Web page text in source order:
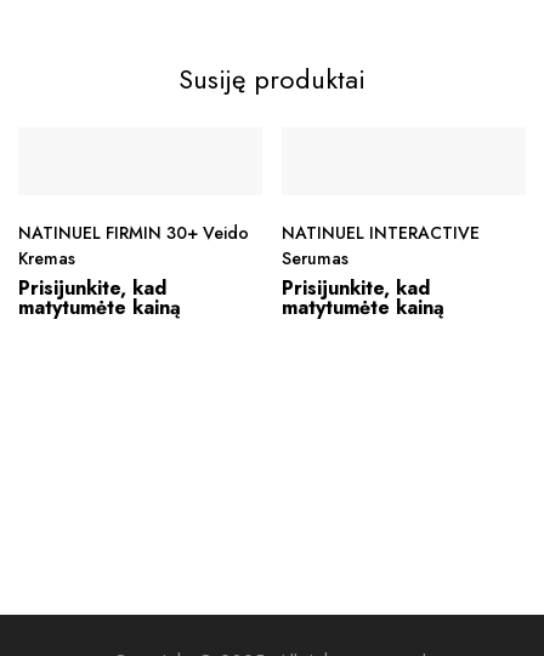
Susiję produktai
NATINUEL FIRMIN 30+ Veido
Kremas
Prisijunkite, kad
matytumėte kainą
NATINUEL INTERACTIVE
Serumas
Prisijunkite, kad
matytumėte kainą